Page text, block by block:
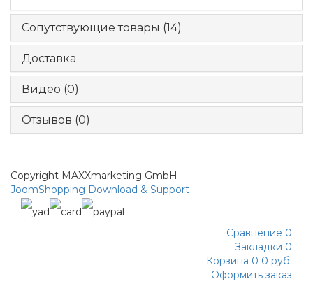
Сопутствующие товары (14)
Доставка
Видео (0)
Отзывов (0)
Copyright MAXXmarketing GmbH
JoomShopping Download & Support
Сравнение 0
Закладки 0
Корзина 0 0 руб.
Оформить заказ